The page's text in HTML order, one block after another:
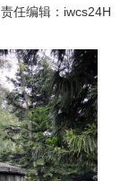
责任编辑：iwcs24H